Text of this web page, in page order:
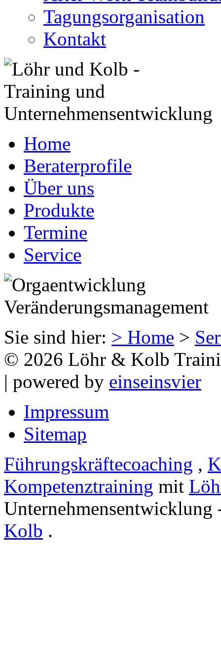
Tagungsorganisation
Kontakt
Home
Beraterprofile
Über uns
Produkte
Termine
Service
Sie sind hier: > Home >
© 2026 Löhr & Kolb
| powered by einseinsvier
Impressum
Sitemap
Führungskräftecoaching ,
Kompetenztraining mit
Kolb .